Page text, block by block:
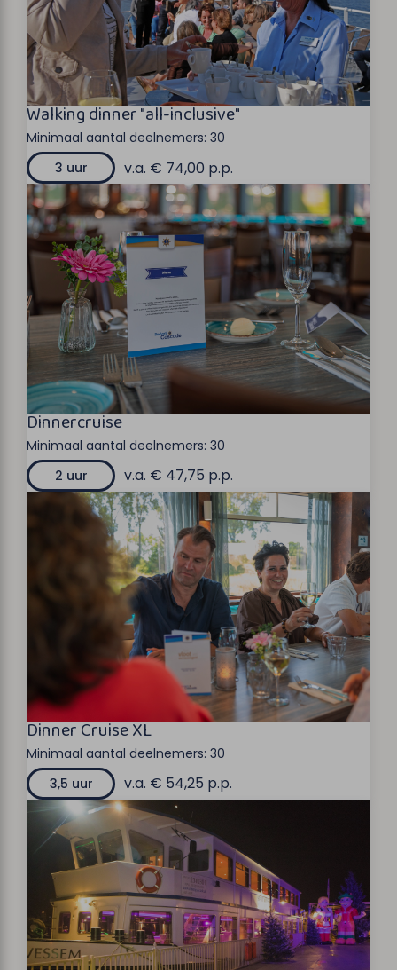
Walking dinner "all-inclusive"
Minimaal aantal deelnemers: 30
3 uur
v.a. € 74,00 p.p.
Dinnercruise
Minimaal aantal deelnemers: 30
2 uur
v.a. € 47,75 p.p.
Dinner Cruise XL
Minimaal aantal deelnemers: 30
3,5 uur
v.a. € 54,25 p.p.